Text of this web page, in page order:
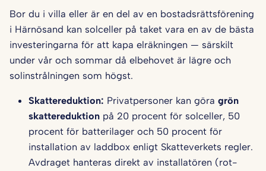
Bor du i villa eller är en del av en bostadsrättsförening
i Härnösand kan solceller på taket vara en av de bästa
investeringarna för att kapa elräkningen — särskilt
under vår och sommar då elbehovet är lägre och
solinstrålningen som högst.
Skattereduktion: Privatpersoner kan göra grön
skattereduktion på 20 procent för solceller, 50
procent för batterilager och 50 procent för
installation av laddbox enligt Skatteverkets regler.
Avdraget hanteras direkt av installatören (rot-